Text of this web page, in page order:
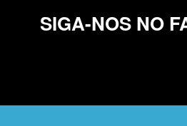
SIGA-NOS NO